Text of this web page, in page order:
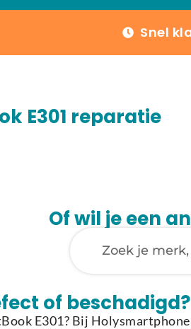
Snel
E301 reparatie
Of wil je een
of beschadigd?
E301? Bij